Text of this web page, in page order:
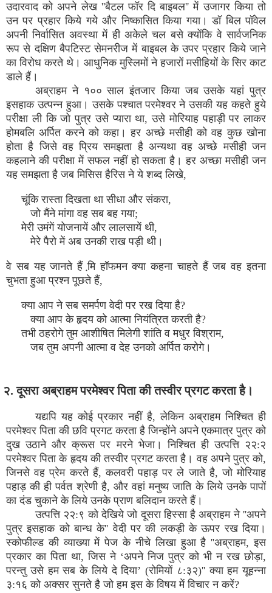
उदारवाद को अपने लेख ''बैटल फॉर दि बाइबल'' में उजागर किया तो
उन पर प्रहार किये गये और निष्कासित किया गया। डॉ बिल पॉवेल
अपनी निर्वासित अवस्था में ही अकेले चल बसे क्योंकि वे सार्वजनिक
रूप से दक्षिण बैपटिस्ट सेमनरीज में बाइबल के उपर प्रहार किये जाने
का विरोध करते थे। आधुनिक मुस्लिमों ने हजारों मसीहियों के सिर काट
डाले हैं।
अब्राहम ने १०० साल इंतजार किया जब उसके यहां पुत्र
इसहाक उत्पन्न हुआ। उसके पश्चात परमेश्वर ने उसकी यह कहते हुये
परीक्षा ली कि जो पुत्र उसे प्यारा था, उसे मोरियाह पहाड़ी पर लाकर
होमबलि अर्पित करने को कहा। हर अच्छे मसीही को वह कुछ खोना
होता है जिसे वह प्रिय समझता है अन्यथा वह अच्छे मसीही जन
कहलाने की परीक्षा में सफल नहीं हो सकता है। हर अच्छा मसीही जन
यह समझता है जब मिसिस हैरिस ने ये शब्द लिखे,
चूंकि रास्ता दिखता था सीधा और संकरा,
जो मैंने मांगा वह सब बह गया;
मेरी उमंगें योजनायें और लालसायें थी,
मेरे पैरो में अब उनकी राख पड़ी थी।
वे सब यह जानते हैं मि़ हॉफमन क्या कहना चाहते हैं जब वह इतना
चुभता हुआ प्रश्न पूछते हैं,
क्या आप ने सब समर्पण वेदी पर रख दिया है?
क्या आप के हृदय को आत्मा नियंत्रित करती है?
तभी ठहरोगे तुम आशीषित मिलेगी शांति व मधुर विश्राम,
जब तुम अपनी आत्मा व देह उनको अर्पित करोगे।
२. दूसरा अब्राहम परमेश्वर पिता की तस्वीर प्रगट करता है।
यद्यपि यह कोई प्रकार नहीं है, लेकिन अब्राहम निश्चित ही
परमेश्वर पिता की छवि प्रगट करता है जिन्होंने अपने एकमात्र पुत्र को
दुख उठाने और क्रूस पर मरने भेजा। निश्चित ही उत्पत्ति २२:२
परमेश्वर पिता के हृदय की तस्वीर प्रगट करता है। वह अपने पुत्र को,
जिनसे वह प्रेम करते हैं, कलवरी पहाड़ पर ले जाते है, जो मोरियाह
पहाड़ की ही पर्वत श्रेणी है, और वहां मनुष्य जाति के लिये उनके पापों
का दंड चुकाने के लिये उनके प्राण बलिदान करते हैं।
उत्पत्ति २२:९ को देखिये जो दूसरा हिस्सा है अब्राहम ने ''अपने
पुत्र इसहाक को बान्ध के'' वेदी पर की लकड़ी के ऊपर रख दिया।
स्कोफील्ड की व्याख्या में पेज के नीचे लिखा हुआ है ''अब्राहम, इस
प्रकार का पिता था, जिस ने ‘अपने निज पुत्र को भी न रख छोड़ा,
परन्तु उसे हम सब के लिये दे दिया’ (रोमियों ८:३२)'' क्या हम यूहन्ना
३:१६ को अक्सर सुनते है जो हम इस के विषय में विचार न करें?